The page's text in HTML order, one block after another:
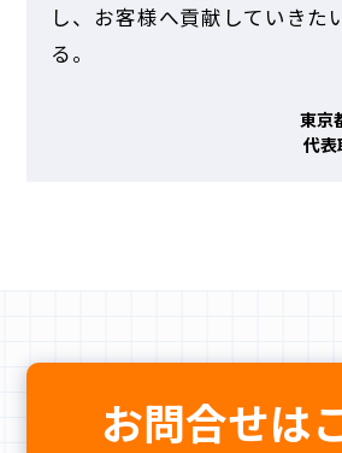
し、お客様へ貢献していきた
る。
東京
代
お問合せは